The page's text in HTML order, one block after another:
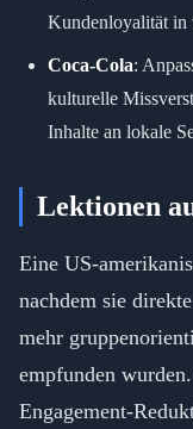
Kundenloyalität in
Coca-Cola:
kulturelle
Inhalte an lokale
Lektionen
Eine US-
nachdem sie
mehr
empfunden
Engagement-